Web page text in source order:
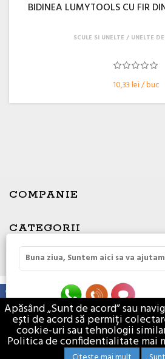
BIDINEA LUMYTOOLS CU FIR
10,33 lei / buc
SCULE SI UNELTE UNELTE
COMPANIE
CATEGORII
DATE DE CONTACT
Toate drepturile
Apăsând „Sunt de acord” sau
ești de acord să permiți
cookie-uri sau tehnologii
Politica de confidentialitate mai
Buna ziua, Suntem aici sa va